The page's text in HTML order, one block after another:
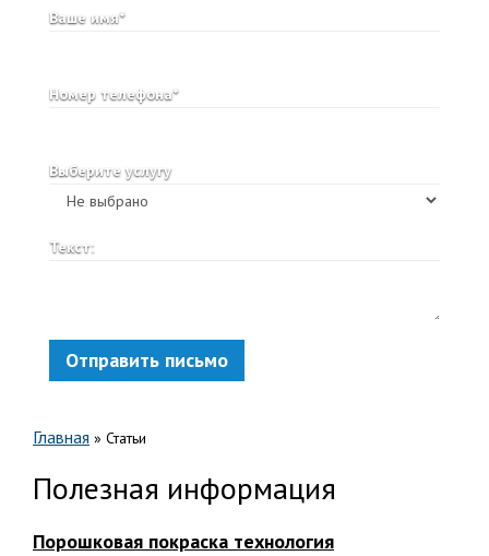
Ваше имя*
Номер телефона*
Выберите услугу
Текст:
Отправить письмо
Главная » Статьи
Полезная информация
Порошковая покраска технология